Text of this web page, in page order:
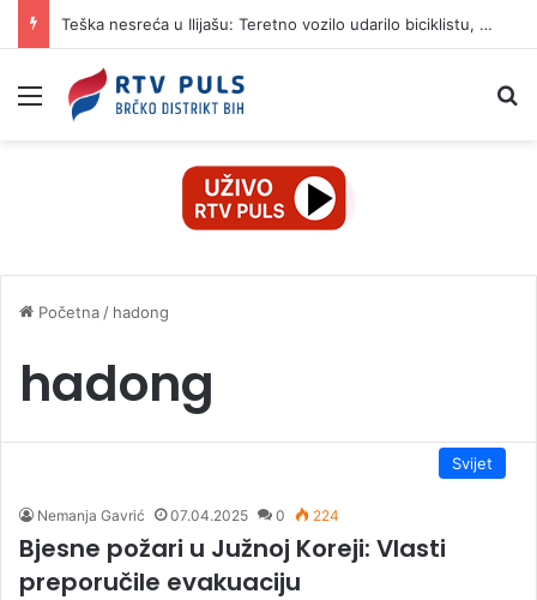
Teška nesreća u Ilijašu: Teretno vozilo udarilo biciklistu, 75-godišnjak zadržan u bolnici
Izbornik
Početna / hadong
hadong
Svijet
Nemanja Gavrić 07.04.2025 0 224
Bjesne požari u Južnoj Koreji: Vlasti
preporučile evakuaciju